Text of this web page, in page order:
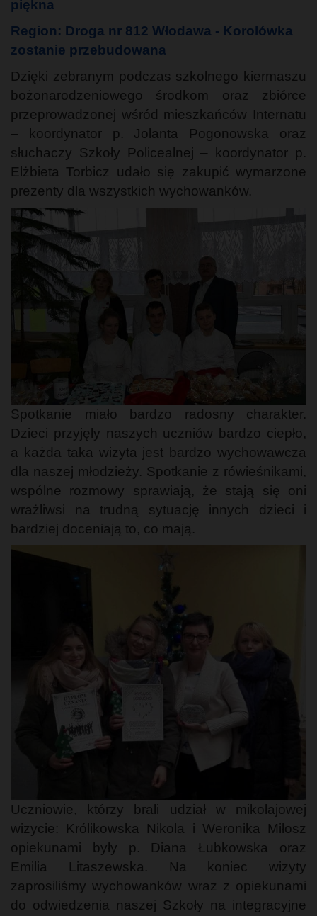
piękna
Region: Droga nr 812 Włodawa - Korolówka
zostanie przebudowana
Dzięki zebranym podczas szkolnego kiermaszu
bożonarodzeniowego środkom oraz zbiórce
przeprowadzonej wśród mieszkańców Internatu
– koordynator p. Jolanta Pogonowska oraz
słuchaczy Szkoły Policealnej – koordynator p.
Elżbieta Torbicz udało się zakupić wymarzone
prezenty dla wszystkich wychowanków.
Spotkanie miało bardzo radosny charakter.
Dzieci przyjęły naszych uczniów bardzo ciepło,
a każda taka wizyta jest bardzo wychowawcza
dla naszej młodzieży. Spotkanie z rówieśnikami,
wspólne rozmowy sprawiają, że stają się oni
wrażliwsi na trudną sytuację innych dzieci i
bardziej doceniają to, co mają.
Uczniowie, którzy brali udział w mikołajowej
wizycie: Królikowska Nikola i Weronika Miłosz
opiekunami były p. Diana Łubkowska oraz
Emilia Litaszewska. Na koniec wizyty
zaprosiliśmy wychowanków wraz z opiekunami
do odwiedzenia naszej Szkoły na integracyjne